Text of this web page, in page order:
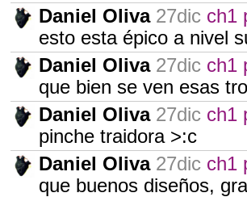
Daniel Oliva 27dic ch1
esto esta épico a nivel
Daniel Oliva 27dic ch1
que bien se ven esas
Daniel Oliva 27dic ch1
pinche traidora >:c
Daniel Oliva 27dic ch1
que buenos diseños,